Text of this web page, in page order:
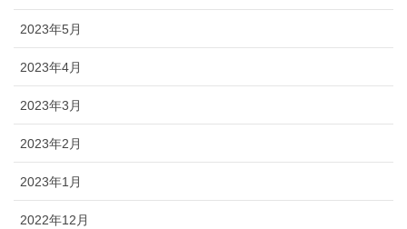
2023年5月
2023年4月
2023年3月
2023年2月
2023年1月
2022年12月